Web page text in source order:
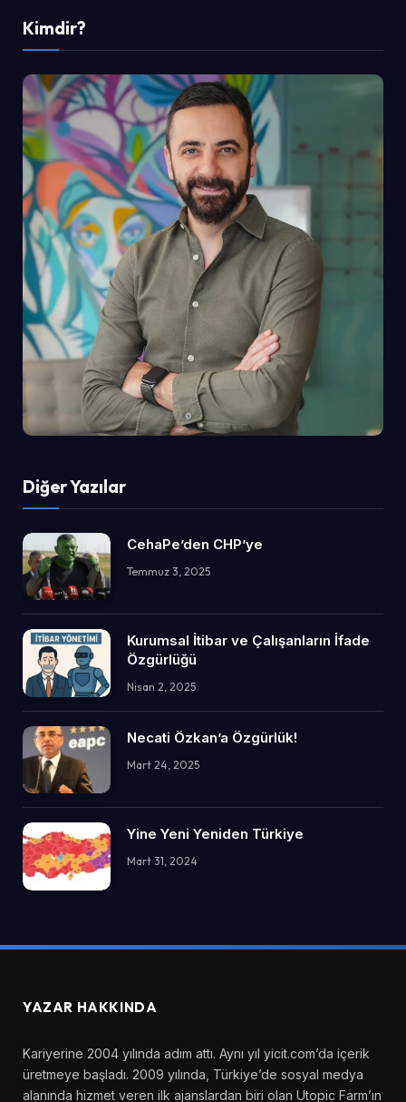
Kimdir?
Diğer Yazılar
CehaPe’den CHP’ye
Temmuz 3, 2025
Kurumsal İtibar ve Çalışanların İfade
Özgürlüğü
Nisan 2, 2025
Necati Özkan’a Özgürlük!
Mart 24, 2025
Yine Yeni Yeniden Türkiye
Mart 31, 2024
YAZAR HAKKINDA
Kariyerine 2004 yılında adım attı. Aynı yıl yicit.com’da içerik
üretmeye başladı. 2009 yılında, Türkiye’de sosyal medya
alanında hizmet veren ilk ajanslardan biri olan Utopic Farm’ın